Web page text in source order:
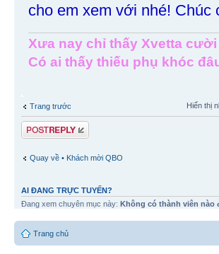
cho em xem với nhé!
Xưa nay chỉ thấy Xvetta cười
Có ai thấy thiếu phụ khóc
Trang trước Hiển thị
Gửi bài trả lời
Quay về • Khách mời QBO
AI ĐANG TRỰC TUYẾN?
Đang xem chuyên mục này: Không có thành viên nào
Trang chủ